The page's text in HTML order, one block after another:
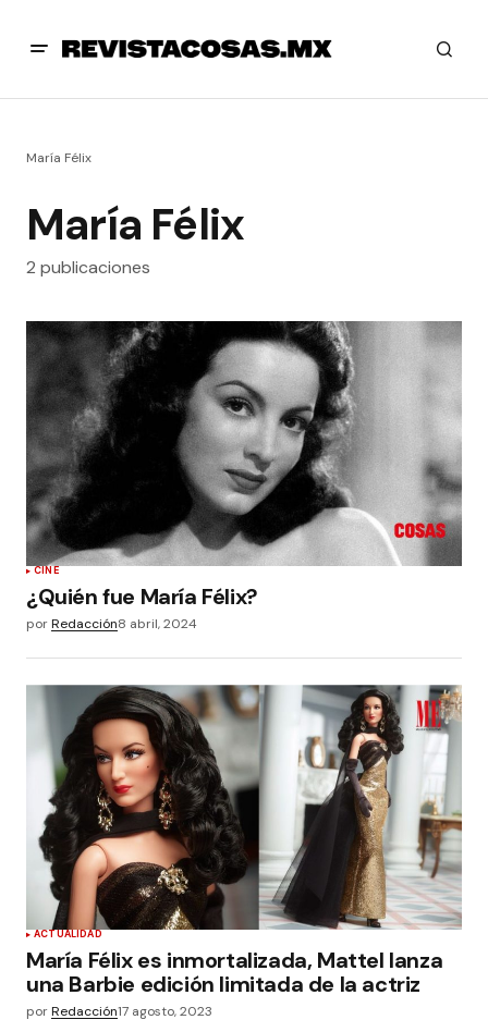
María Félix
María Félix
2 publicaciones
CINE
¿Quién fue María Félix?
porRedacción8 abril, 2024
ACTUALIDAD
María Félix es inmortalizada, Mattel lanza
una Barbie edición limitada de la actriz
porRedacción17 agosto, 2023